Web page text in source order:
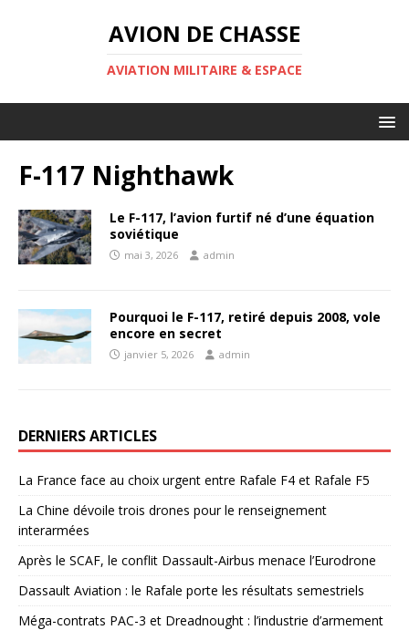
AVION DE CHASSE
AVIATION MILITAIRE & ESPACE
F-117 Nighthawk
Le F-117, l’avion furtif né d’une équation
soviétique
mai 3, 2026 admin
Pourquoi le F-117, retiré depuis 2008, vole
encore en secret
janvier 5, 2026 admin
DERNIERS ARTICLES
La France face au choix urgent entre Rafale F4 et Rafale F5
La Chine dévoile trois drones pour le renseignement
interarmées
Après le SCAF, le conflit Dassault-Airbus menace l’Eurodrone
Dassault Aviation : le Rafale porte les résultats semestriels
Méga-contrats PAC-3 et Dreadnought : l’industrie d’armement